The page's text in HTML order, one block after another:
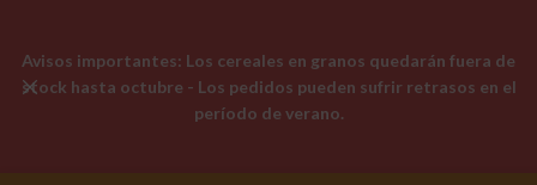
Avisos importantes: Los cereales en granos quedarán fuera de
stock hasta octubre - Los pedidos pueden sufrir retrasos en el
período de verano.